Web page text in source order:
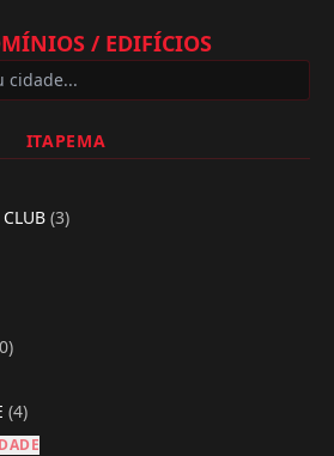
/ EDIFÍCIOS
ITAPEMA
(3)
(4)